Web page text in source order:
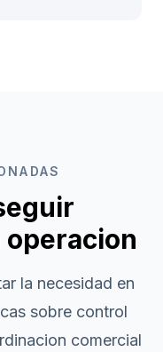
la necesidad en
sobre control
comercial